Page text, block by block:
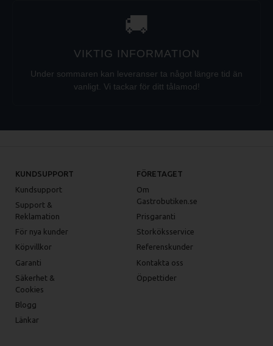
🚚
VIKTIG INFORMATION
Under sommaren kan leveranser ta något längre tid än
vanligt. Vi tackar för ditt tålamod!
KUNDSUPPORT
Kundsupport
Support &
Reklamation
För nya kunder
Köpvillkor
Garanti
Säkerhet &
Cookies
Blogg
Länkar
FÖRETAGET
Om
Gastrobutiken.se
Prisgaranti
Storköksservice
Referenskunder
Kontakta oss
Öppettider